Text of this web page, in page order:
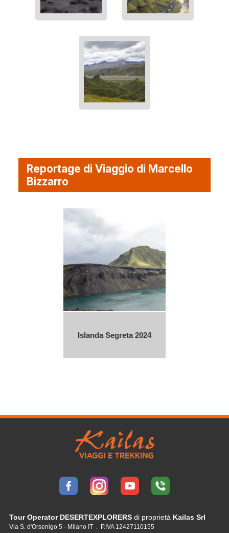
Reportage di Viaggio di Marcello
Bizzarro
Islanda Segreta 2024
Tour Operator DESERTEXPLORERSdi proprietà Kailas Srl
Via S. d'Orsenigo 5 - Milano IT . P.IVA 12427110155